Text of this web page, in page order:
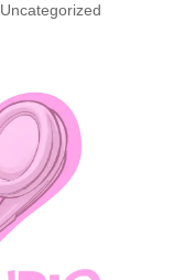
Uncategorized